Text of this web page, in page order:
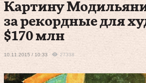
Картину
за рекордные для
$170 млн
10.11.2015 / 10:33 27338